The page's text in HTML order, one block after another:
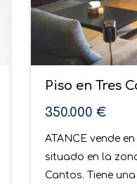
Piso en Tres
295.000 €
RESERVADO
estupendo piso
la primera fase de